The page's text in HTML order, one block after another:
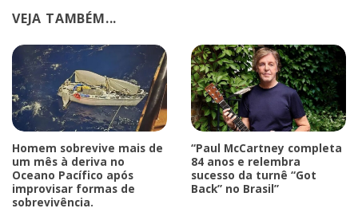
VEJA TAMBÉM...
Homem sobrevive mais de
um mês à deriva no
Oceano Pacífico após
improvisar formas de
sobrevivência.
“Paul McCartney completa
84 anos e relembra
sucesso da turnê “Got
Back” no Brasil”